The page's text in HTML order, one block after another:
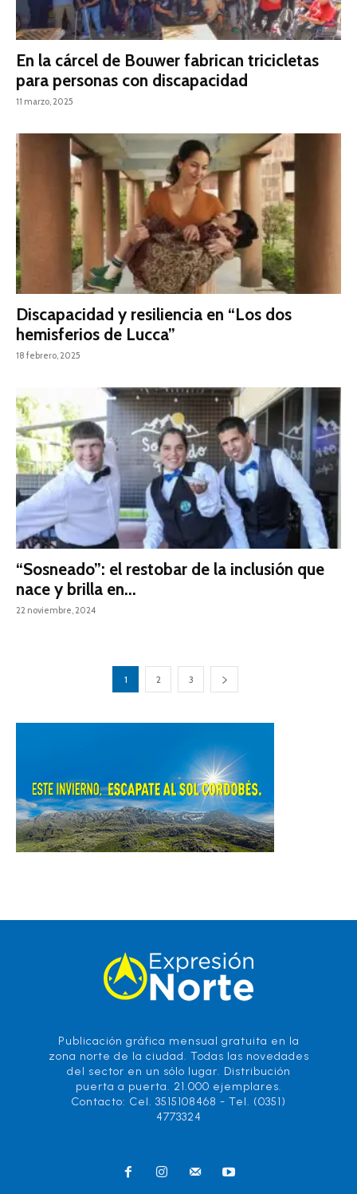
En la cárcel de Bouwer fabrican tricicletas
para personas con discapacidad
11 marzo, 2025
Discapacidad y resiliencia en “Los dos
hemisferios de Lucca”
18 febrero, 2025
“Sosneado”: el restobar de la inclusión que
nace y brilla en...
22 noviembre, 2024
1 2 3
Publicación gráfica mensual gratuita en la
zona norte de la ciudad. Todas las novedades
del sector en un sólo lugar. Distribución
puerta a puerta. 21.000 ejemplares.
Contacto: Cel. 3515108468 - Tel. (0351)
4773324